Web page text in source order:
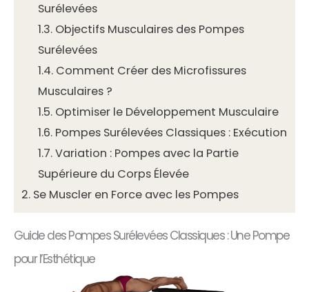
Surélevées
1.3. Objectifs Musculaires des Pompes
Surélevées
1.4. Comment Créer des Microfissures
Musculaires ?
1.5. Optimiser le Développement Musculaire
1.6. Pompes Surélevées Classiques : Exécution
1.7.Variation : Pompes avec la Partie
Supérieure du Corps Élevée
2. Se Muscler en Force avec les Pompes
Guide des Pompes Surélevées Classiques : Une Pompe
pour l’Esthétique